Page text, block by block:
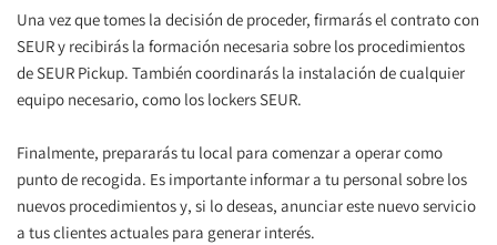
Una vez que tomes la decisión de proceder, firmarás el contrato con
SEUR y recibirás la formación necesaria sobre los procedimientos
de SEUR Pickup. También coordinarás la instalación de cualquier
equipo necesario, como los lockers SEUR.
Finalmente, prepararás tu local para comenzar a operar como
punto de recogida. Es importante informar a tu personal sobre los
nuevos procedimientos y, si lo deseas, anunciar este nuevo servicio
a tus clientes actuales para generar interés.